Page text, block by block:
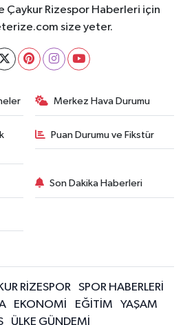
Çaykur Rizespor Haberleri için
size yeter.
Merkez Hava Durumu
Puan Durumu ve Fikstür
Son Dakika Haberleri
RİZESPOR
SPOR HABERLERİ
EKONOMİ EĞİTİM
YAŞAM
ÜLKE GÜNDEMİ